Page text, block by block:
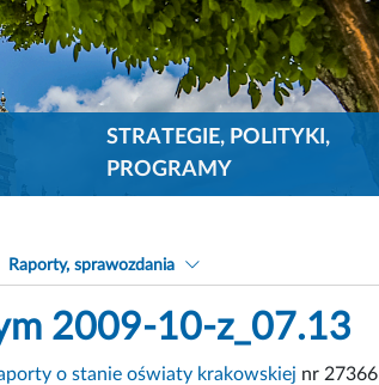
STRATEGIE, POLITYKI,
PROGRAMY
Raporty, sprawozdania
2009-10-z_07.13
o stanie oświaty krakowskiej nr 27366